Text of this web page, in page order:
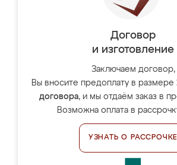
Договор
и изготовление
Заключаем договор,
Вы вносите предоплату в размере
договора, и мы отдаём заказ в
Возможна оплата в
УЗНАТЬ О РАССРОЧКЕ